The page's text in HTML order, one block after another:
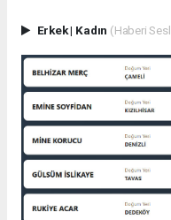
Erkek| Kadın (Haberi